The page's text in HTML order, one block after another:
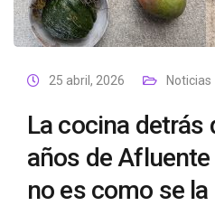
25 abril, 2026 Noticias
La cocina detrás
años de
no es como se